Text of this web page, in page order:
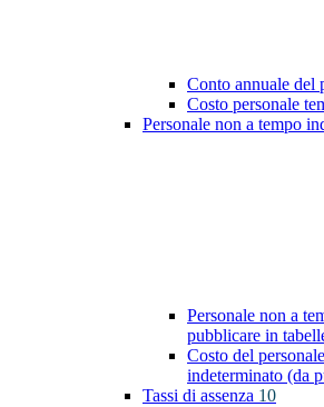
Conto annuale del
Costo personale
Personale non a tempo
Personale non a
pubblicare in
Costo del
indeterminato (da
Tassi di assenza 10